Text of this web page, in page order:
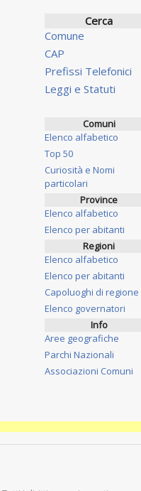
Cerca
Comune
CAP
Prefissi Telefonici
Leggi e Statuti
Comuni
Elenco alfabetico
Top 50
Curiosità e Nomi
particolari
Province
Elenco alfabetico
Elenco per abitanti
Regioni
Elenco alfabetico
Elenco per abitanti
Capoluoghi di regione
Elenco governatori
Info
Aree geografiche
Parchi Nazionali
Associazioni Comuni